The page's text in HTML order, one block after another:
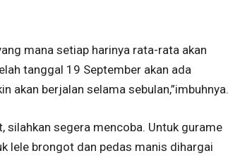
mana setiap harinya rata-rata akan
tanggal 19 September akan ada
akan berjalan selama sebulan,”imbuhnya.
silahkan segera mencoba. Untuk gurame
lele brongot dan pedas manis dihargai